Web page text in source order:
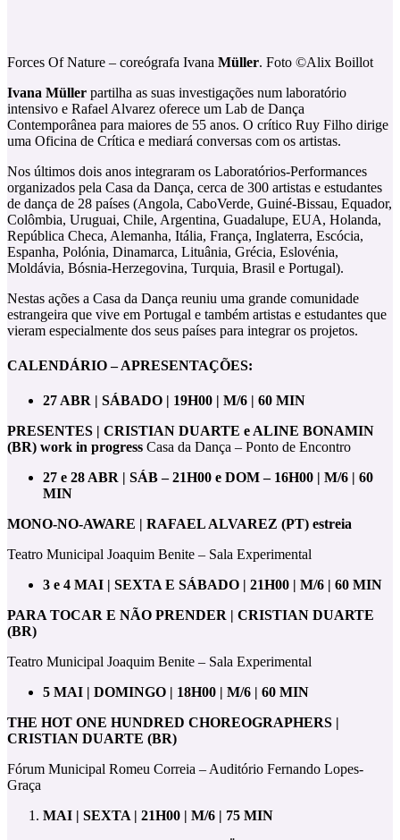
Forces Of Nature – coreógrafa Ivana Müller. Foto ©Alix Boillot
Ivana Müller partilha as suas investigações num laboratório
intensivo e Rafael Alvarez oferece um Lab de Dança
Contemporânea para maiores de 55 anos. O crítico Ruy Filho dirige
uma Oficina de Crítica e mediará conversas com os artistas.
Nos últimos dois anos integraram os Laboratórios-Performances
organizados pela Casa da Dança, cerca de 300 artistas e estudantes
de dança de 28 países (Angola, CaboVerde, Guiné-Bissau, Equador,
Colômbia, Uruguai, Chile, Argentina, Guadalupe, EUA, Holanda,
República Checa, Alemanha, Itália, França, Inglaterra, Escócia,
Espanha, Polónia, Dinamarca, Lituânia, Grécia, Eslovénia,
Moldávia, Bósnia-Herzegovina, Turquia, Brasil e Portugal).
Nestas ações a Casa da Dança reuniu uma grande comunidade
estrangeira que vive em Portugal e também artistas e estudantes que
vieram especialmente dos seus países para integrar os projetos.
CALENDÁRIO –APRESENTAÇÕES:
27 ABR | SÁBADO | 19H00 | M/6 | 60 MIN
PRESENTES | CRISTIAN DUARTE e ALINE BONAMIN
(BR) work in progress Casa da Dança – Ponto de Encontro
27 e 28 ABR | SÁB – 21H00 e DOM – 16H00 | M/6 | 60
MIN
MONO-NO-AWARE | RAFAEL ALVAREZ (PT) estreia
Teatro Municipal Joaquim Benite – Sala Experimental
3 e 4 MAI | SEXTA E SÁBADO | 21H00 | M/6 | 60 MIN
PARA TOCAR E NÃO PRENDER | CRISTIAN DUARTE
(BR)
Teatro Municipal Joaquim Benite – Sala Experimental
5 MAI | DOMINGO | 18H00 | M/6 | 60 MIN
THE HOT ONE HUNDRED CHOREOGRAPHERS |
CRISTIAN DUARTE (BR)
Fórum Municipal Romeu Correia – Auditório Fernando Lopes-
Graça
MAI | SEXTA | 21H00 | M/6 | 75 MIN